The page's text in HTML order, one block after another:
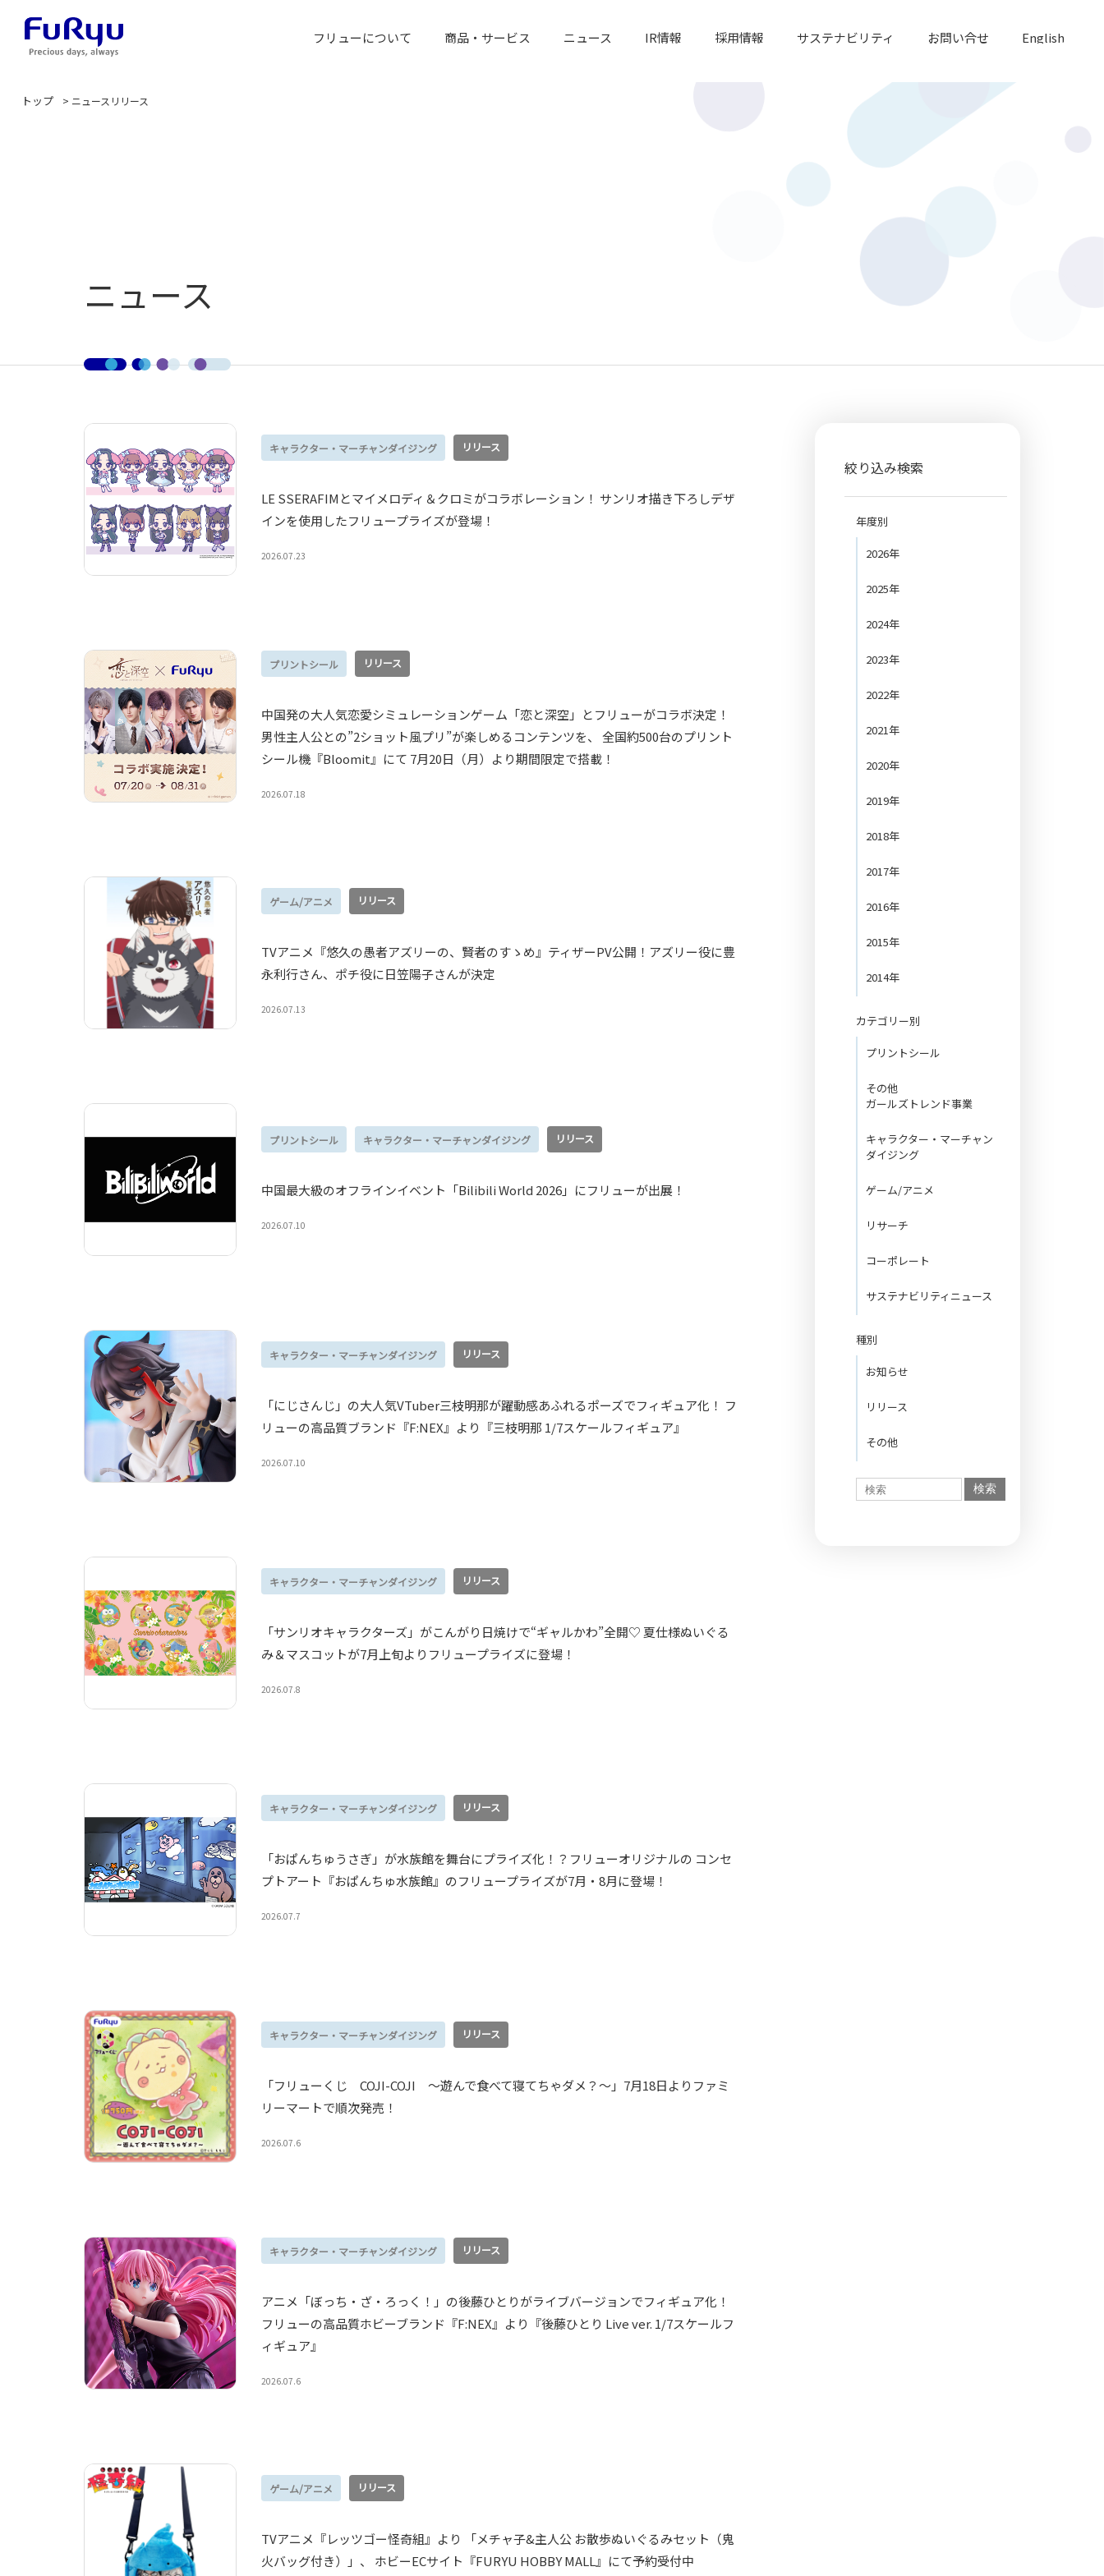
フリューについて 商品・サービス ニュース IR情報 採用情報 サステナビリティ お問い合せ English
トップ > ニュースリリース
ニュース
キャラクター・マーチャンダイジング リリース
LE SSERAFIMとマイメロディ＆クロミがコラボレーション！ サンリオ描き下ろしデザ
インを使用したフリュープライズが登場！
2026.07.23
プリントシール リリース
中国発の大人気恋愛シミュレーションゲーム「恋と深空」とフリューがコラボ決定！
男性主人公との”2ショット風プリ”が楽しめるコンテンツを、 全国約500台のプリント
シール機『Bloomit』にて 7月20日（月）より期間限定で搭載！
2026.07.18
ゲーム/アニメ リリース
TVアニメ『悠久の愚者アズリーの、賢者のすゝめ』ティザーPV公開！アズリー役に豊
永利行さん、ポチ役に日笠陽子さんが決定
2026.07.13
プリントシール キャラクター・マーチャンダイジング リリース
中国最大級のオフラインイベント「Bilibili World 2026」にフリューが出展！
2026.07.10
キャラクター・マーチャンダイジング リリース
「にじさんじ」の大人気VTuber三枝明那が躍動感あふれるポーズでフィギュア化！ フ
リューの高品質ブランド『F:NEX』より『三枝明那 1/7スケールフィギュア』
2026.07.10
キャラクター・マーチャンダイジング リリース
「サンリオキャラクターズ」がこんがり日焼けで“ギャルかわ”全開♡ 夏仕様ぬいぐる
み＆マスコットが7月上旬よりフリュープライズに登場！
2026.07.8
キャラクター・マーチャンダイジング リリース
「おぱんちゅうさぎ」が水族館を舞台にプライズ化！？フリューオリジナルの コンセ
プトアート『おぱんちゅ水族館』のフリュープライズが7月・8月に登場！
2026.07.7
キャラクター・マーチャンダイジング リリース
「フリューくじ COJI-COJI 〜遊んで食べて寝てちゃダメ？〜」7月18日よりファミ
リーマートで順次発売！
2026.07.6
キャラクター・マーチャンダイジング リリース
アニメ「ぼっち・ざ・ろっく！」の後藤ひとりがライブバージョンでフィギュア化！
フリューの高品質ホビーブランド『F:NEX』より『後藤ひとり Live ver. 1/7スケールフ
ィギュア』
2026.07.6
ゲーム/アニメ リリース
TVアニメ『レッツゴー怪奇組』より 「メチャ子&主人公 お散歩ぬいぐるみセット（鬼
火バッグ付き）」、 ホビーECサイト『FURYU HOBBY MALL』にて予約受付中
絞り込み検索
年度別
2026年
2025年
2024年
2023年
2022年
2021年
2020年
2019年
2018年
2017年
2016年
2015年
2014年
カテゴリー別
プリントシール
その他
ガールズトレンド事業
キャラクター・マーチャン
ダイジング
ゲーム/アニメ
リサーチ
コーポレート
サステナビリティニュース
種別
お知らせ
リリース
その他